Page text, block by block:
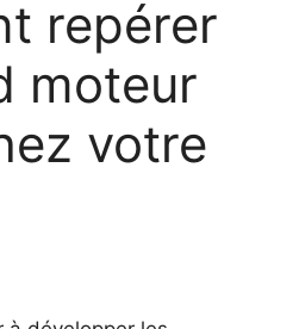
repérer
moteur
votre